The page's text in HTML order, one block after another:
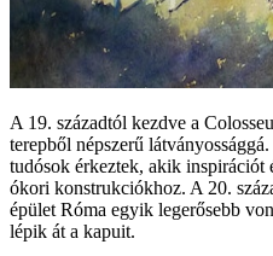
A 19. századtól kezdve a
terepből népszerű
tudósok érkeztek, akik inspirációt
ókori konstrukciókhoz. A 20.
épület Róma egyik legerősebb
lépik át a kapuit.